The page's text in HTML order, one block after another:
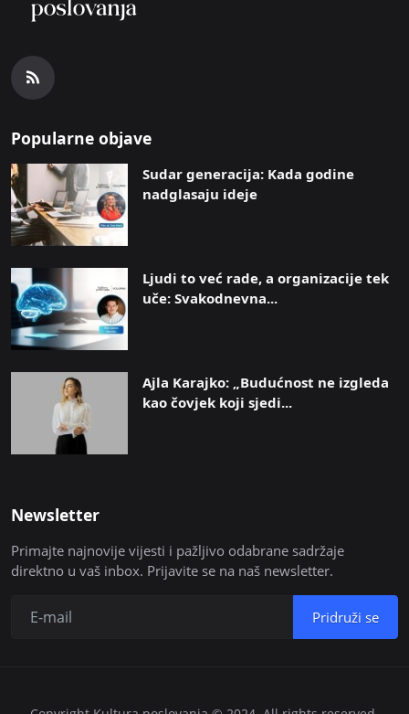
Popularne objave
Sudar generacija: Kada godine
nadglasaju ideje
Ljudi to već rade, a organizacije tek
uče: Svakodnevna...
Ajla Karajko: „Budućnost ne izgleda
kao čovjek koji sjedi...
Newsletter
Primajte najnovije vijesti i pažljivo odabrane sadržaje
direktno u vaš inbox. Prijavite se na naš newsletter.
Pridruži se